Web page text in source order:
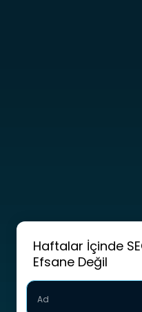
Haftalar İçinde
Efsane Değil